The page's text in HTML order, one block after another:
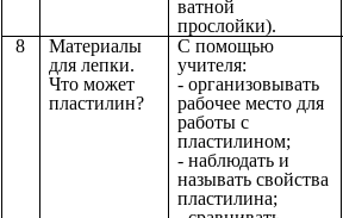
ватной
прослойки).
8
Материалы
для лепки.
Что может
пластилин?
С помощью
учителя:
- организовывать
рабочее место для
работы с
пластилином;
- наблюдать и
называть свойства
пластилина;